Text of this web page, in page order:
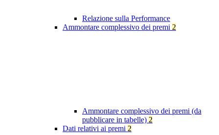
Relazione sulla Performance
Ammontare complessivo dei premi 2
Ammontare complessivo dei premi (da
pubblicare in tabelle) 2
Dati relativi ai premi 2